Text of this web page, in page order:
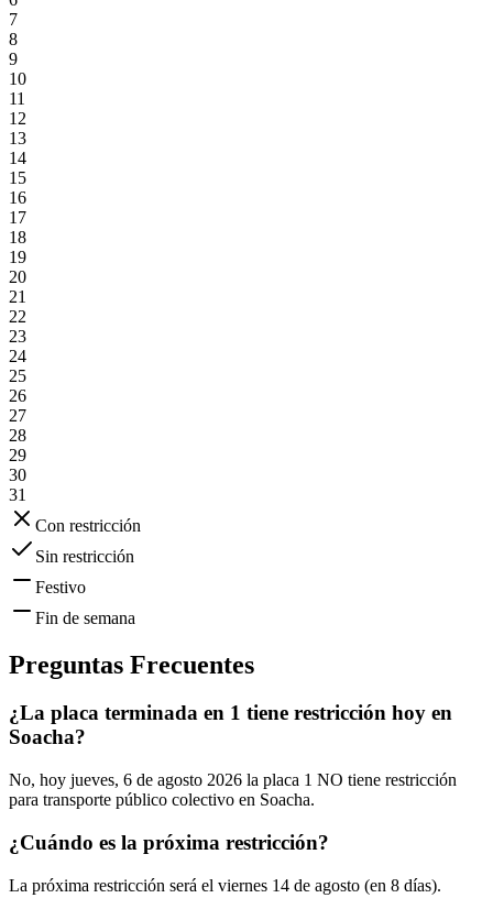
7
8
9
10
11
12
13
14
15
16
17
18
19
20
21
22
23
24
25
26
27
28
29
30
31
Con restricción
Sin restricción
Festivo
Fin de semana
Preguntas Frecuentes
¿La placa terminada en 1 tiene restricción hoy en
Soacha?
No, hoy jueves, 6 de agosto 2026 la placa 1 NO tiene restricción
para transporte público colectivo en Soacha.
¿Cuándo es la próxima restricción?
La próxima restricción será el viernes 14 de agosto (en 8 días).